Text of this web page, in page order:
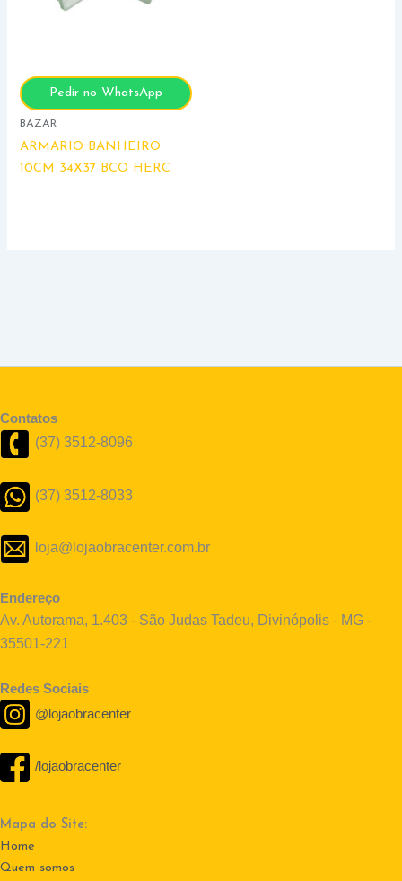
Pedir no WhatsApp
BAZAR
ARMARIO BANHEIRO
10CM 34X37 BCO HERC
Contatos
(37) 3512-8096
(37) 3512-8033
loja@lojaobracenter.com.br
Endereço
Av. Autorama, 1.403 - São Judas Tadeu, Divinópolis - MG -
35501-221
Redes Sociais
@lojaobracenter
/lojaobracenter
Mapa do Site:
Home
Quem somos